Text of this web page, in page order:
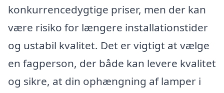
konkurrencedygtige priser, men der kan
være risiko for længere installationstider
og ustabil kvalitet. Det er vigtigt at vælge
en fagperson, der både kan levere kvalitet
og sikre, at din ophængning af lamper i